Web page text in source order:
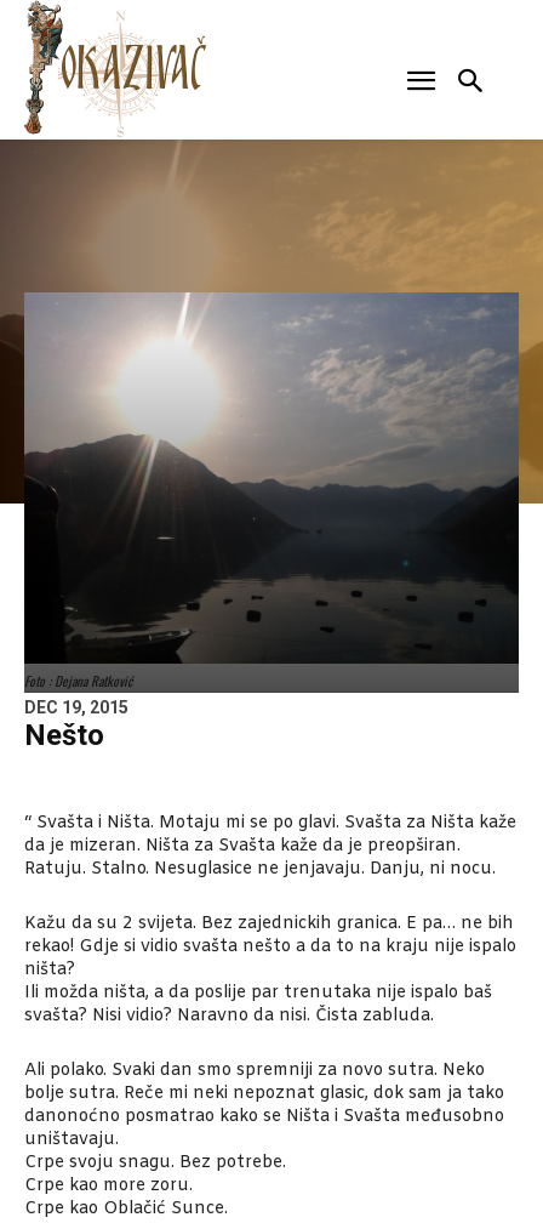
Foto : Dejana Ratković
DEC 19, 2015
Nešto
“ Svašta i Ništa. Motaju mi se po glavi. Svašta za Ništa kaže
da je mizeran. Ništa za Svašta kaže da je preopširan.
Ratuju. Stalno. Nesuglasice ne jenjavaju. Danju, ni nocu.
Kažu da su 2 svijeta. Bez zajednickih granica. E pa… ne bih
rekao! Gdje si vidio svašta nešto a da to na kraju nije ispalo
ništa?
Ili možda ništa, a da poslije par trenutaka nije ispalo baš
svašta? Nisi vidio? Naravno da nisi. Čista zabluda.
Ali polako. Svaki dan smo spremniji za novo sutra. Neko
bolje sutra. Reče mi neki nepoznat glasic, dok sam ja tako
danonoćno posmatrao kako se Ništa i Svašta međusobno
uništavaju.
Crpe svoju snagu. Bez potrebe.
Crpe kao more zoru.
Crpe kao Oblačić Sunce.